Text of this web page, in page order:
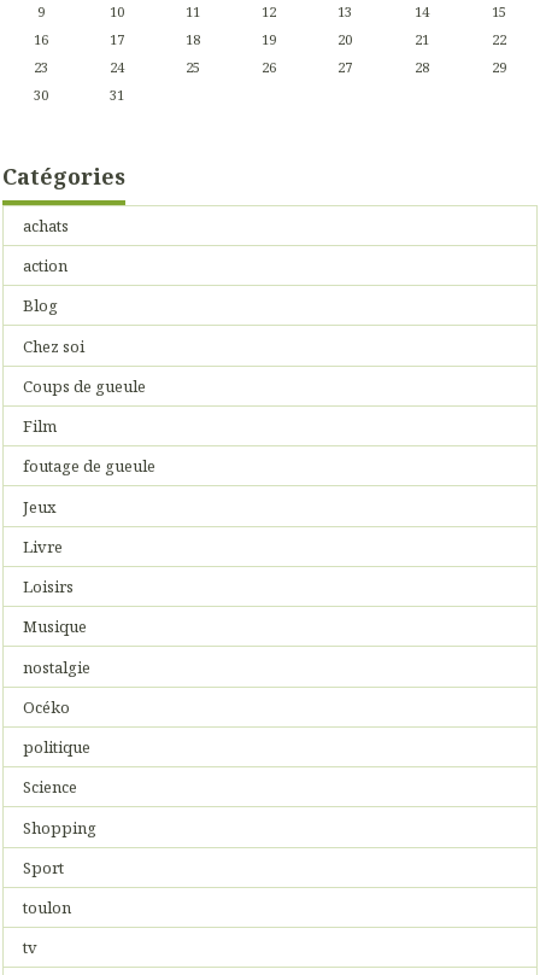
9
10 11 12 13 14
15
16
17 18 19 20 21
22
23
24 25 26 27 28
29
30
31
Catégories
achats
action
Blog
Chez soi
Coups de gueule
Film
foutage de gueule
Jeux
Livre
Loisirs
Musique
nostalgie
Océko
politique
Science
Shopping
Sport
toulon
tv